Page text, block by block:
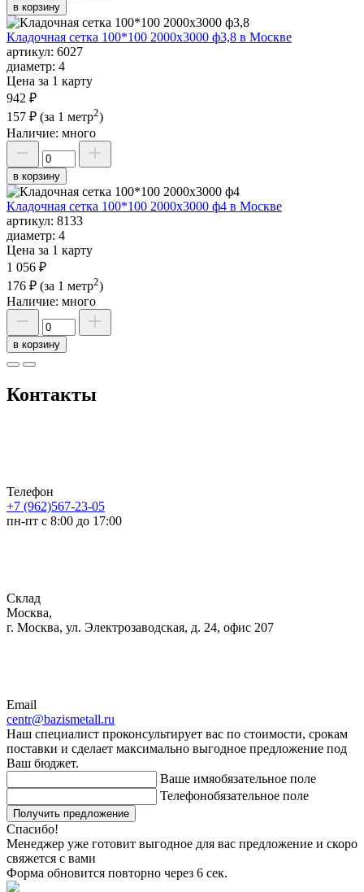
в корзину
Кладочная сетка 100*100 2000х3000 ф3,8 в Москве
артикул: 6027
диаметр: 4
Цена за 1 карту
942 ₽
157 ₽ (за 1 метр2)
Наличие: много
в корзину
Кладочная сетка 100*100 2000х3000 ф4 в Москве
артикул: 8133
диаметр: 4
Цена за 1 карту
1 056 ₽
176 ₽ (за 1 метр2)
Наличие: много
в корзину
Контакты
Телефон
+7 (962)567-23-05
пн-пт с 8:00 до 17:00
Склад
Москва,
г. Москва, ул. Электрозаводская, д. 24, офис 207
Email
centr@bazismetall.ru
Наш специалист проконсультирует вас по стоимости, срокам
поставки и сделает максимально выгодное предложение под
Ваш бюджет.
Ваше имяобязательное поле
Телефонобязательное поле
Получить предложение
Спасибо!
Менеджер уже готовит выгодное для вас предложение и скоро
свяжется с вами
Форма обновится повторно через 6 сек.